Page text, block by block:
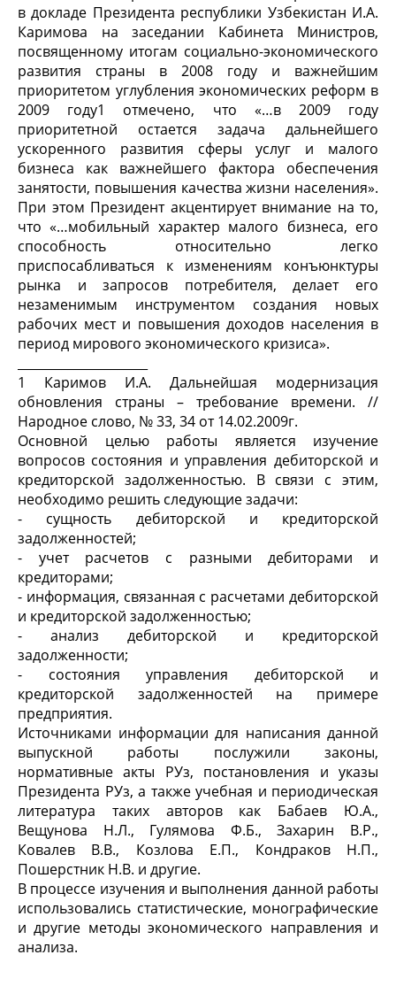
в докладе Президента республики Узбекистан И.А.
Каримова на заседании Кабинета Министров,
посвященному итогам социально-экономического
развития страны в 2008 году и важнейшим
приоритетом углубления экономических реформ в
2009 году1
отмечено, что «…в 2009 году
приоритетной остается задача дальнейшего
ускоренного развития сферы услуг и малого
бизнеса как важнейшего фактора обеспечения
занятости, повышения качества жизни населения».
При этом Президент акцентирует внимание на то,
что «…мобильный характер малого бизнеса, его
способность относительно легко
приспосабливаться к изменениям конъюнктуры
рынка и запросов потребителя, делает его
незаменимым инструментом создания новых
рабочих мест и повышения доходов населения в
период мирового экономического кризиса».
1
Каримов И.А. Дальнейшая модернизация
обновления страны – требование времени. //
Народное слово, № 33, 34 от 14.02.2009г.
Основной целью работы является изучение
вопросов состояния и управления дебиторской и
кредиторской задолженностью. В связи с этим,
необходимо решить следующие задачи:
- сущность дебиторской и кредиторской
задолженностей;
- учет расчетов с разными дебиторами и
кредиторами;
- информация, связанная с расчетами дебиторской
и кредиторской задолженностью;
- анализ дебиторской и кредиторской
задолженности;
- состояния управления дебиторской и
кредиторской задолженностей на примере
предприятия.
Источниками информации для написания данной
выпускной работы послужили законы,
нормативные акты РУз, постановления и указы
Президента РУз, а также учебная и периодическая
литература таких авторов как Бабаев Ю.А.,
Вещунова Н.Л., Гулямова Ф.Б., Захарин В.Р.,
Ковалев В.В., Козлова Е.П., Кондраков Н.П.,
Пошерстник Н.В. и другие.
В процессе изучения и выполнения данной работы
использовались статистические, монографические
и другие методы экономического направления и
анализа.